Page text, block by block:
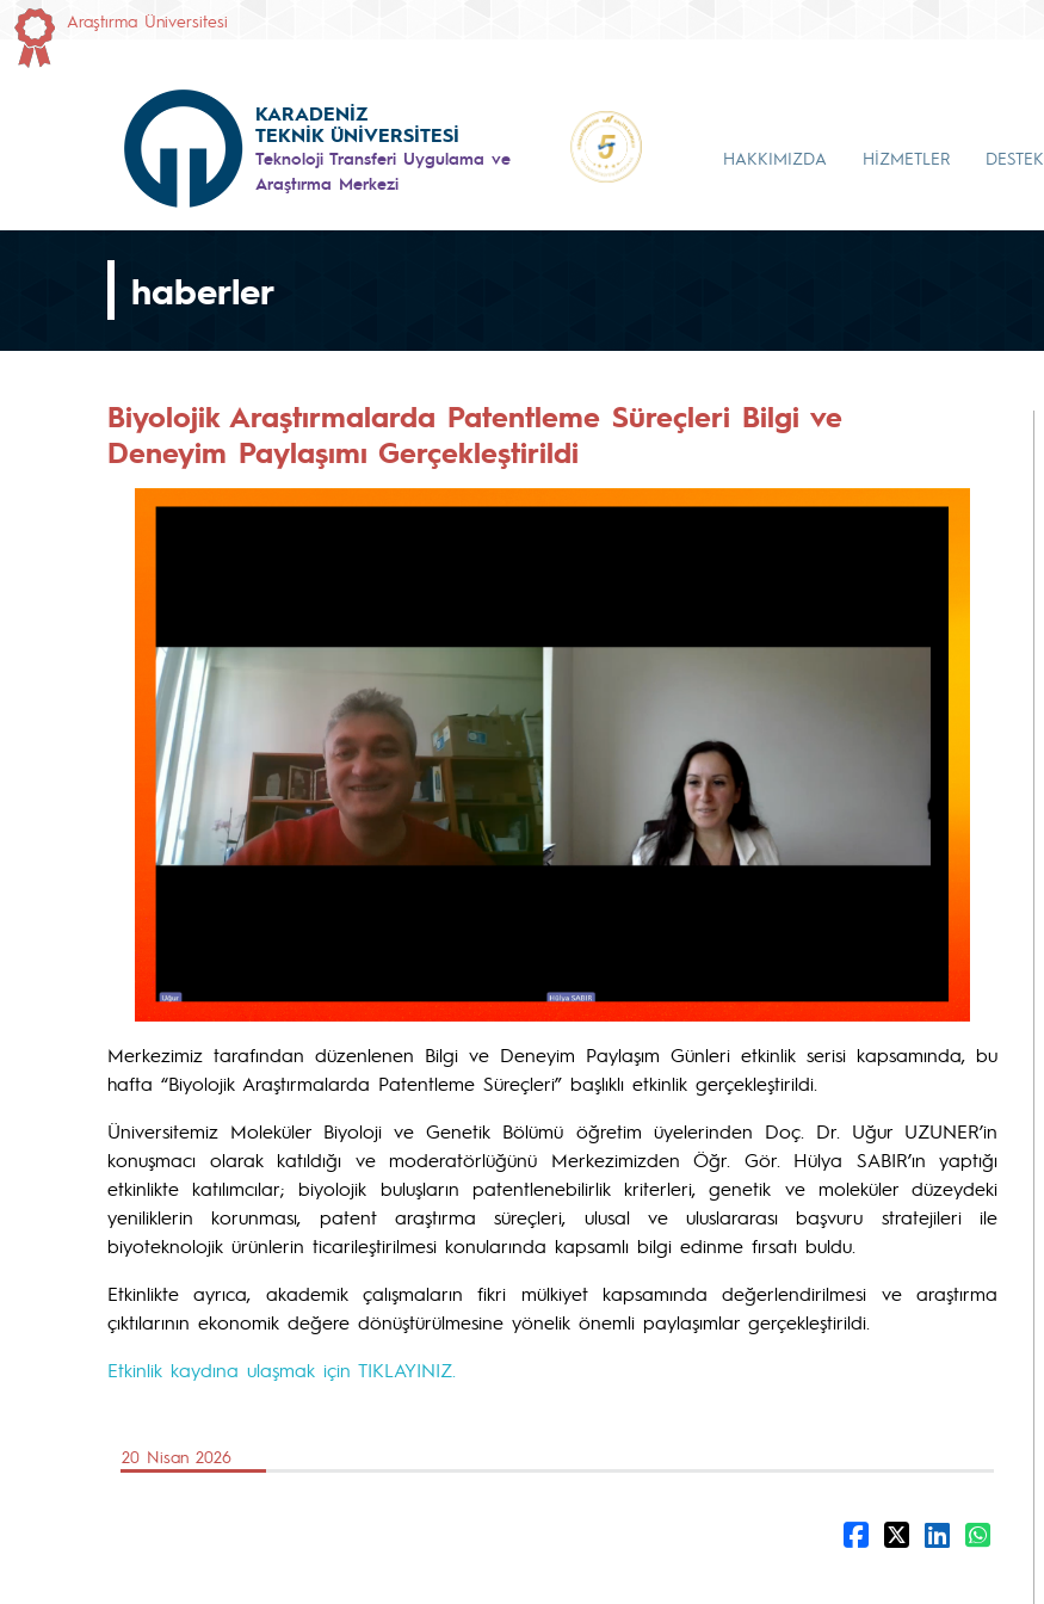
Araştırma Üniversitesi
KARADENİZ
TEKNİK ÜNİVERSİTESİ
Teknoloji Transferi Uygulama ve
Araştırma Merkezi
HAKKIMIZDA HİZMETLER DESTEK
haberler
Biyolojik Araştırmalarda Patentleme Süreçleri Bilgi ve
Deneyim Paylaşımı Gerçekleştirildi
Merkezimiz tarafından düzenlenen Bilgi ve Deneyim Paylaşım Günleri etkinlik serisi kapsamında, bu
hafta “Biyolojik Araştırmalarda Patentleme Süreçleri” başlıklı etkinlik gerçekleştirildi.
Üniversitemiz Moleküler Biyoloji ve Genetik Bölümü öğretim üyelerinden Doç. Dr. Uğur UZUNER’in
konuşmacı olarak katıldığı ve moderatörlüğünü Merkezimizden Öğr. Gör. Hülya SABIR’ın yaptığı
etkinlikte katılımcılar; biyolojik buluşların patentlenebilirlik kriterleri, genetik ve moleküler düzeydeki
yeniliklerin korunması, patent araştırma süreçleri, ulusal ve uluslararası başvuru stratejileri ile
biyoteknolojik ürünlerin ticarileştirilmesi konularında kapsamlı bilgi edinme fırsatı buldu.
Etkinlikte ayrıca, akademik çalışmaların fikri mülkiyet kapsamında değerlendirilmesi ve araştırma
çıktılarının ekonomik değere dönüştürülmesine yönelik önemli paylaşımlar gerçekleştirildi.
Etkinlik kaydına ulaşmak için TIKLAYINIZ.
20 Nisan 2026